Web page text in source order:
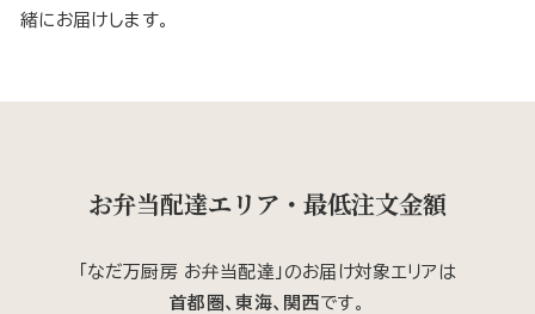
緒にお届けします。
お弁当配達エリア・最低注文金額
「なだ万厨房 お弁当配達」のお届け対象エリアは
首都圏、東海、関西です。